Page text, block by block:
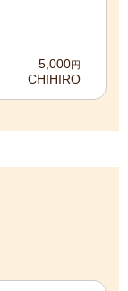
5,000円
CHIHIRO